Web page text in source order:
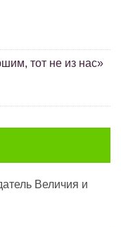
тот не из нас»
Величия и